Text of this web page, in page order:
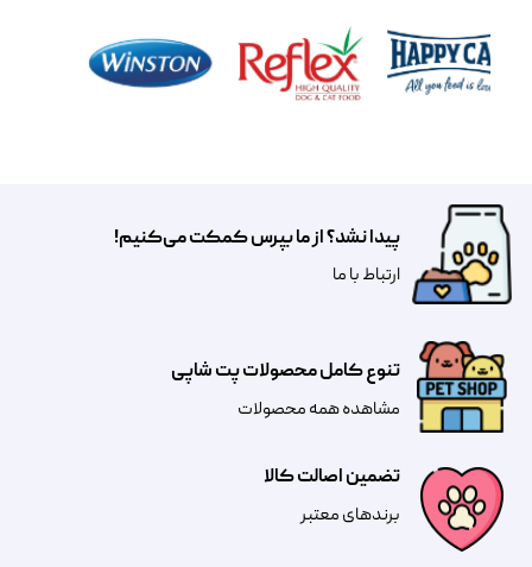
تضمین اصالت کالا
​​برندهای معتبر​​​​​​​
تنوع کامل محصولات پت شاپی
مشاهده همه محصولات
پیدا نشد؟ از ما بپرس کمکت می‌کنیم!
​​​ارتباط با ما